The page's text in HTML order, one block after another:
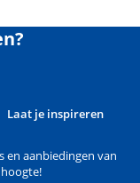
Laat je inspireren
en aanbiedingen van